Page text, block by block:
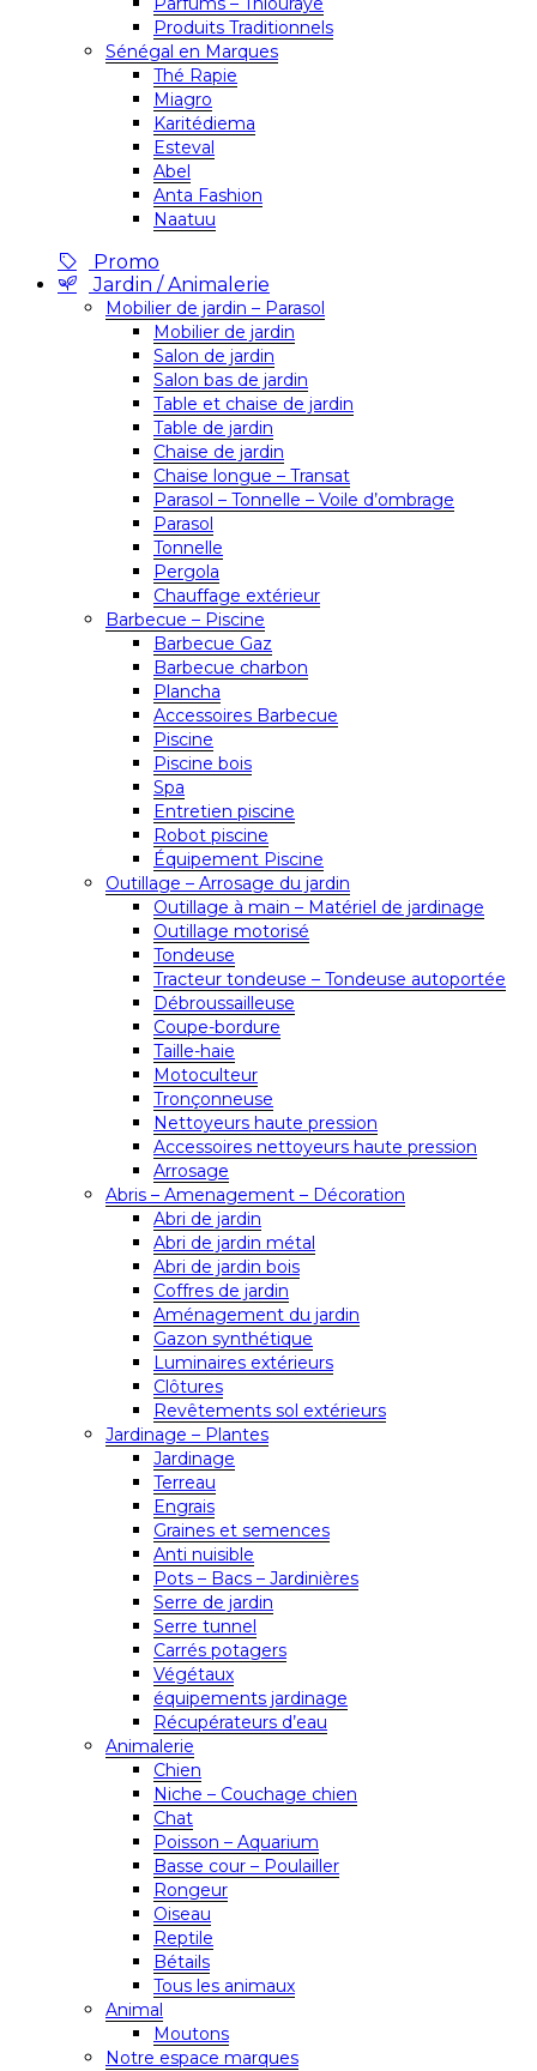
Produits Traditionnels
Sénégal en Marques
Thé Rapie
Miagro
Karitédiema
Esteval
Abel
Anta Fashion
Naatuu
Promo
Jardin / Animalerie
Mobilier de jardin – Parasol
Mobilier de jardin
Salon de jardin
Salon bas de jardin
Table et chaise de jardin
Table de jardin
Chaise de jardin
Chaise longue – Transat
Parasol – Tonnelle – Voile d’ombrage
Parasol
Tonnelle
Pergola
Chauffage extérieur
Barbecue – Piscine
Barbecue Gaz
Barbecue charbon
Plancha
Accessoires Barbecue
Piscine
Piscine bois
Spa
Entretien piscine
Robot piscine
Équipement Piscine
Outillage – Arrosage du jardin
Outillage à main – Matériel de jardinage
Outillage motorisé
Tondeuse
Tracteur tondeuse – Tondeuse autoportée
Débroussailleuse
Coupe-bordure
Taille-haie
Motoculteur
Tronçonneuse
Nettoyeurs haute pression
Accessoires nettoyeurs haute pression
Arrosage
Abris – Amenagement – Décoration
Abri de jardin
Abri de jardin métal
Abri de jardin bois
Coffres de jardin
Aménagement du jardin
Gazon synthétique
Luminaires extérieurs
Clôtures
Revêtements sol extérieurs
Jardinage – Plantes
Jardinage
Terreau
Engrais
Graines et semences
Anti nuisible
Pots – Bacs – Jardinières
Serre de jardin
Serre tunnel
Carrés potagers
Végétaux
équipements jardinage
Récupérateurs d’eau
Animalerie
Chien
Niche – Couchage chien
Chat
Poisson – Aquarium
Basse cour – Poulailler
Rongeur
Oiseau
Reptile
Bétails
Tous les animaux
Animal
Moutons
Notre espace marques